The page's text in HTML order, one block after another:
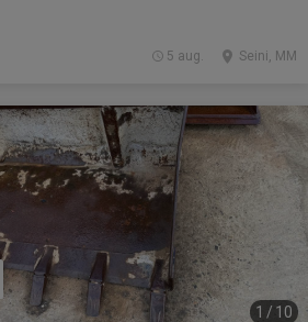
Seini, MM
5 aug.
1 / 10